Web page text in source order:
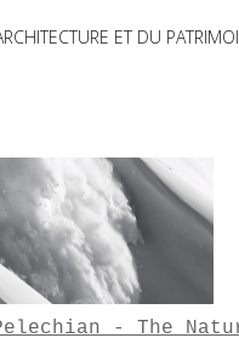
ET DU
- The